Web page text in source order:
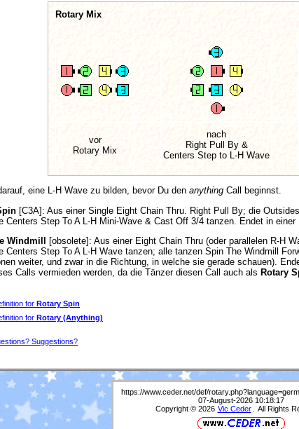
Rotary Mix
vor
Rotary Mix
nach
Right Pull By &
Centers Step to L-H Wave
eine L-H Wave zu bilden, bevor Du den anything Call beginnst.
[C3A]: Aus einer Single Eight Chain Thru. Right Pull By; die
Centers Step To A L-H Mini-Wave & Cast Off 3/4 tanzen. Endet in einer
Windmill
[obsolete] : Aus einer Eight Chain Thru (oder parallelen R-H
Centers Step To A L-H Wave tanzen; alle tanzen Spin The Windmill
weiter, und zwar in die Richtung, in welche sie gerade schauen).
Calls vermieden werden, da die Tänzer diesen Call auch als Rotary
for Rotary Spin
for Rotary (Anything)
Suggestions?
https://www.ceder.net/def/
07-August-2026 10:18:17
Copyright © 2026 Vic Ceder . All Rights